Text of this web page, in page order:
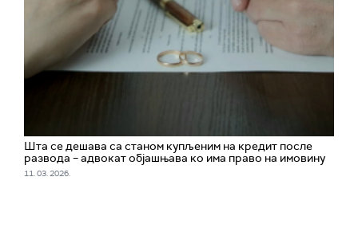
Шта се дешава са станом купљеним на кредит после
развода – адвокат објашњава ко има право на имовину
11. 03. 2026.